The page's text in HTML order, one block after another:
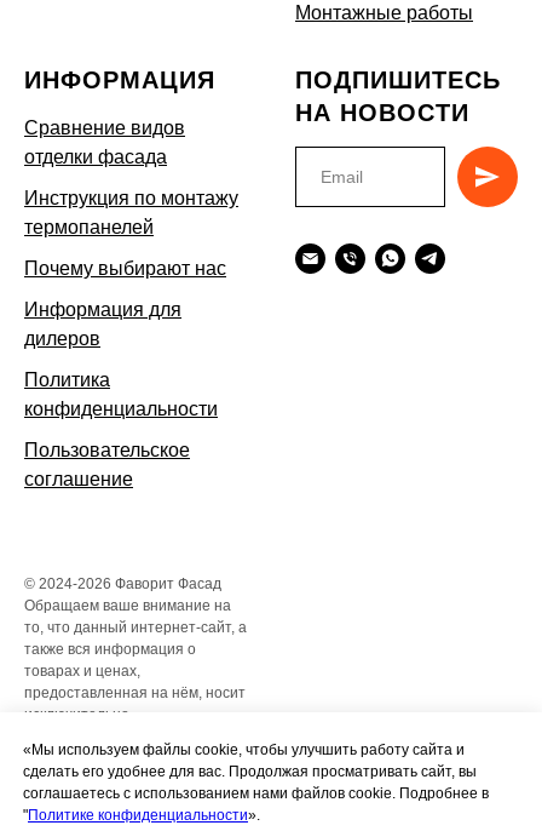
Монтажные работы
ИНФОРМАЦИЯ
Сравнение видов
отделки фасада
Инструкция по монтажу
термопанелей
Почему выбирают нас
Информация для
дилеров
Политика
конфиденциальности
Пользовательское
соглашение
ПОДПИШИТЕСЬ
НА НОВОСТИ
© 2024-2026 Фаворит Фасад
Обращаем ваше внимание на
то, что данный интернет-сайт, а
также вся информация о
товарах и ценах,
предоставленная на нём, носит
исключительно
ни при каких условиях не
является публичной офертой,
определяемой положениями
Статьи 437 Гражданского
«Мы используем файлы cookie, чтобы улучшить работу сайта и
сделать его удобнее для вас. Продолжая просматривать сайт, вы
соглашаетесь с использованием нами файлов cookie. Подробнее в
"Политике конфиденциальности».